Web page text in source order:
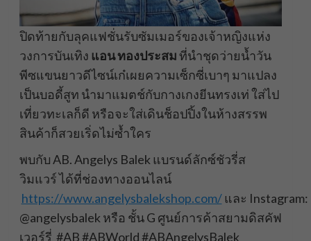
ปิดท้ายกับลุคแฟชั่นรับซัมเมอร์ของเจ้าหญิงแห่ง
วงการบันเทิง แอนทองประสมที่นำชุดว่ายน้ำวัน
พีซแขนยาวดีไซน์เก๋เผยความเซ็กซี่เบาๆ มาแปลง
เป็นบอดี้สูท นำมาแมตช์กับกางเกงยีนทรงเท่ ใส่ไป
เที่ยวทะเลก็ดี หรือจะใส่เดินช็อปปิ้งในห้างสรรพ
สินค้าก็สวยเริ่ดไม่ซ้ำใคร
พบกับ AB. Angelys Balek แบรนด์ลักซ์ชัวรี่ส
วิมแวร์ ได้ที่ช่องทางออนไลน์
https://www.angelysbalekshop.com/และ Instagram:
@angelysbalek หรือ ชั้น G ศูนย์การค้าสยามดิสคัฟ
เวอร์รี่ #AB #ABWorld #ABAngelysBalek